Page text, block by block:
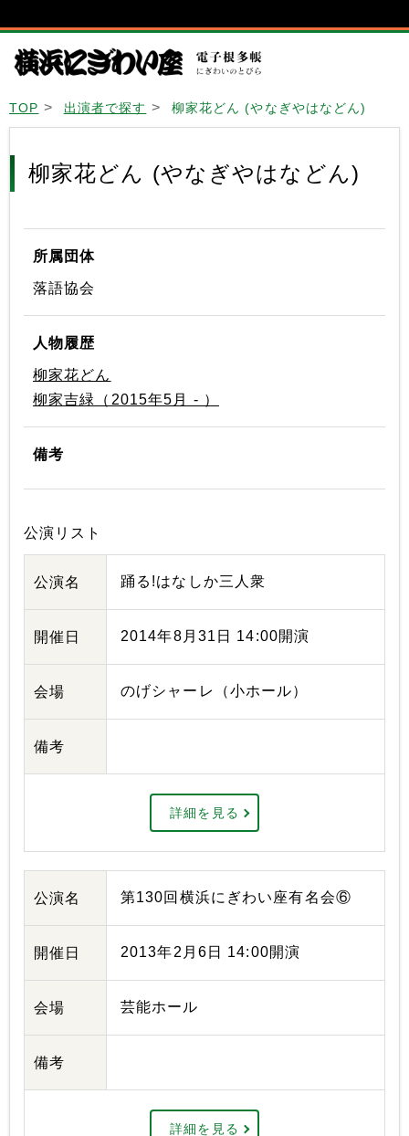
TOP 出演者で探す 柳家花どん (やなぎやはなどん)
柳家花どん (やなぎやはなどん)
所属団体
落語協会
人物履歴
柳家花どん
柳家吉緑（2015年5月 - ）
備考
公演リスト
公演名 踊る!はなしか三人衆
開催日 2014年8月31日 14:00開演
会場 のげシャーレ（小ホール）
備考
詳細を見る
公演名 第130回横浜にぎわい座有名会⑥
開催日 2013年2月6日 14:00開演
会場 芸能ホール
備考
詳細を見る